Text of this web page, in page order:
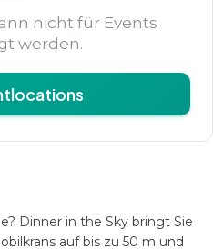
nicht für Events
werden.
Dinner in the Sky bringt Sie
auf bis zu 50 m und